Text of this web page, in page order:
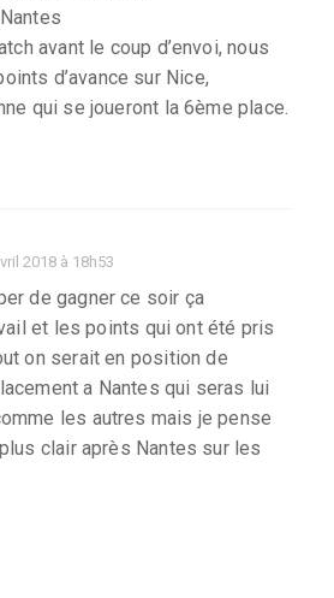
avant le coup d’envoi, nous
d’avance sur Nice,
qui se joueront la 6ème place.
2018 à 18h53
de gagner ce soir ça
et les points qui ont été pris
on serait en position de
a Nantes qui seras lui
les autres mais je pense
clair après Nantes sur les